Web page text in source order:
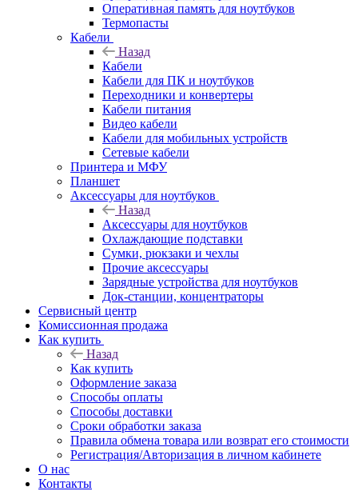
Оперативная память для ноутбуков
Термопасты
Кабели
Назад
Кабели
Кабели для ПК и ноутбуков
Переходники и конвертеры
Кабели питания
Видео кабели
Кабели для мобильных устройств
Сетевые кабели
Принтера и МФУ
Планшет
Аксессуары для ноутбуков
Назад
Аксессуары для ноутбуков
Охлаждающие подставки
Сумки, рюкзаки и чехлы
Прочие аксессуары
Зарядные устройства для ноутбуков
Док-станции, концентраторы
Сервисный центр
Комиссионная продажа
Как купить
Назад
Как купить
Оформление заказа
Способы оплаты
Способы доставки
Сроки обработки заказа
Правила обмена товара или возврат его стоимости
Регистрация/Авторизация в личном кабинете
О нас
Контакты